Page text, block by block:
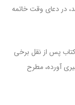
در دعاى وقت خاتمه
پس از نقل برخی
آورده، مطرح